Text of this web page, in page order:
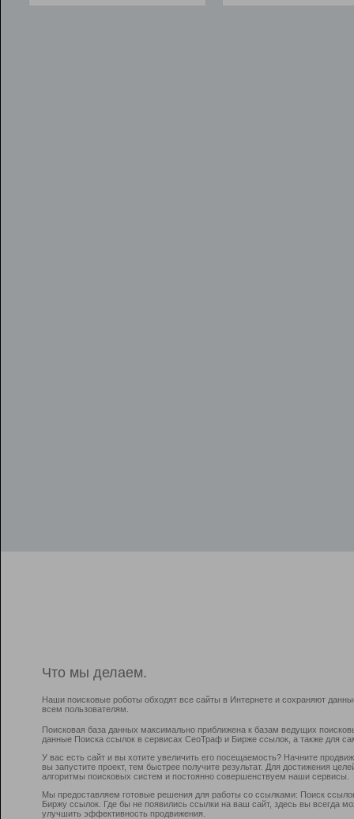
Что мы делаем.
Наши поисковые роботы обходят все сайты в Интернете и сохраняют
всем пользователям.
Поисковая база данных максимально приближена к базам ведущих
данные Поиска ссылок в сервисах СеоТраф и Бирже ссылок, а также для
У вас есть сайт и вы хотите увеличить его посещаемость? Начните
вы запустите проект, тем быстрее получите результат. Для достижения
алгоритмы поисковых систем и постоянно совершенствуем наши сервисы.
Мы предоставляем готовые решения для работы со ссылками: Поиск
Биржу ссылок. Где бы не появились ссылки на ваш сайт, здесь вы всегда
улучшить эффективность продвижения.